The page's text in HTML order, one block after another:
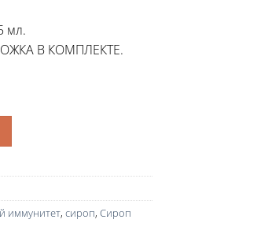
мл.
В КОМПЛЕКТЕ.
иммунитет, сироп, Сироп